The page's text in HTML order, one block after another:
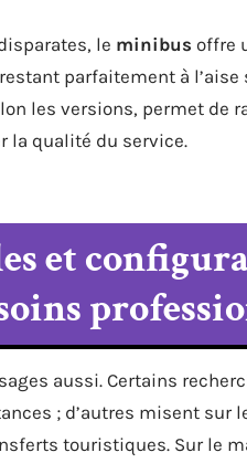
le minibus offre
parfaitement à
les versions, permet de
la qualité du service.
et
aussi. Certains
; d’autres misent sur
touristiques. Sur le